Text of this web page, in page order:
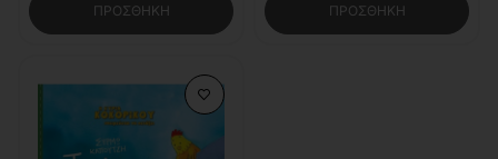
ΠΡΟΣΘΉΚΗ ΠΡΟΣΘΉΚΗ